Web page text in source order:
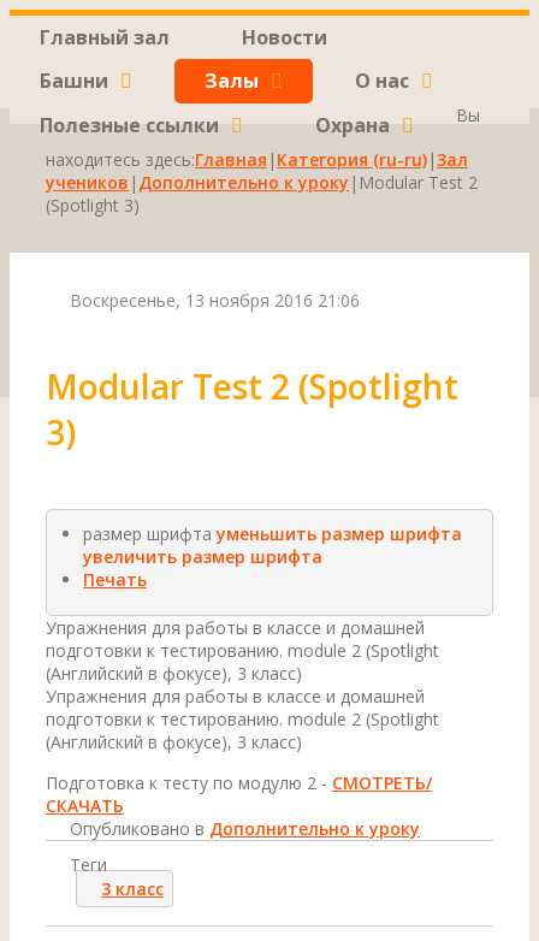
Главный зал
Новости
Башни
Залы
О нас
Полезные ссылки
Охрана
Вы
находитесь здесь:Главная | Категория (ru-ru) |Зал
учеников | Дополнительно к уроку | Modular Test 2
(Spotlight 3)
Воскресенье, 13 ноября 2016 21:06
Modular Test 2 (Spotlight
3)
размер шрифта уменьшить размер шрифта
увеличить размер шрифта
Печать
Упражнения для работы в классе и домашней
подготовки к тестированию. module 2 (Spotlight
(Английский в фокусе), 3 класс)
Упражнения для работы в классе и домашней
подготовки к тестированию. module 2 (Spotlight
(Английский в фокусе), 3 класс)
Подготовка к тесту по модулю 2 - СМОТРЕТЬ/
СКАЧАТЬ
Опубликовано в Дополнительно к уроку
Теги
3 класс